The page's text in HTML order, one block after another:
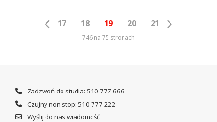
17 18 19 20 21
746 na 75 stronach
Zadzwoń do studia: 510 777 666
Czujny non stop: 510 777 222
Wyślij do nas wiadomość